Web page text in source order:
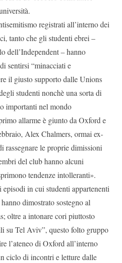
registrati all’interno dei
tanto che gli studenti ebrei –
dell’Independent – hanno
sentirsi “minacciati e
il giusto supporto dalle Unions
studenti nonchè una sorta di
importanti nel mondo
allarme è giunto da Oxford e
Alex Chalmers, ormai ex-
rassegnare le proprie dimissioni
del club hanno alcuni
tendenze intolleranti».
in cui studenti appartenenti
dimostrato sostegno al
oltre a intonare cori piuttosto
su Tel Aviv”, questo folto gruppo
l’ateneo di Oxford all’interno
ciclo di incontri e letture dalle